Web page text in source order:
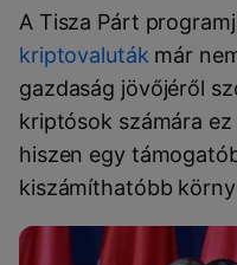
A Tisza Párt
kriptovaluták már
gazdaság jövőjéről
kriptósok számára
hiszen egy
kiszámíthatóbb